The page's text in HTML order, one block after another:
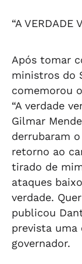
“A VERDADE
Após tomar
ministros do
comemorou
“A verdade
Gilmar
derrubaram
retorno ao
tirado de
ataques
verdade.
publicou
prevista
governador.